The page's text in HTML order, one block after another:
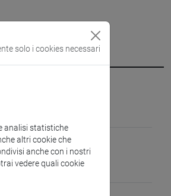
solo i cookies necessari
analisi statistiche
altri cookie che
anche con i nostri
vedere quali cookie